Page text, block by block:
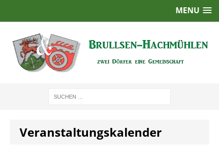
MENU
Veranstaltungskalender
2:00
5:00